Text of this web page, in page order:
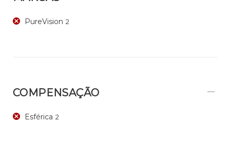
PureVision 2
COMPENSAÇÃO
Esférica 2